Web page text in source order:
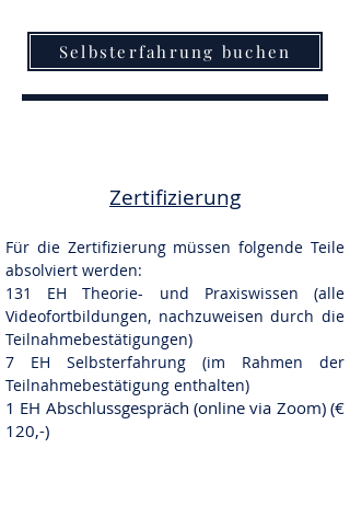
Selbsterfahrung buchen
Zertifizierung
Für die Zertifizierung müssen folgende Teile
absolviert werden:
131 EH Theorie- und Praxiswissen (alle
Videofortbildungen, nachzuweisen durch die
Teilnahmebestätigungen)
7 EH Selbsterfahrung (im Rahmen der
Teilnahmebestätigung enthalten)
1 EH Abschlussgespräch (online via Zoom)(€
120,-)